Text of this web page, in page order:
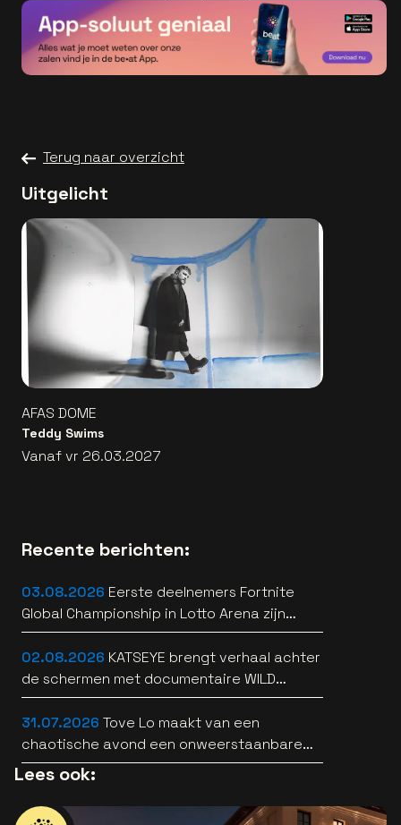
Terug naar overzicht
Uitgelicht
AFAS DOME
Teddy Swims
Vanaf vr 26.03.2027
Recente berichten:
03.08.2026 Eerste deelnemers Fortnite
Global Championship in Lotto Arena zijn
bekend
02.08.2026 KATSEYE brengt verhaal achter
de schermen met documentaire WILD
HEARTS [trailer]
31.07.2026 Tove Lo maakt van een
chaotische avond een onweerstaanbare
popsong
Lees ook: